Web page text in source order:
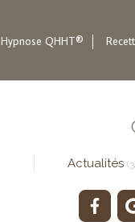
Hypnose QHHT®
Actualités